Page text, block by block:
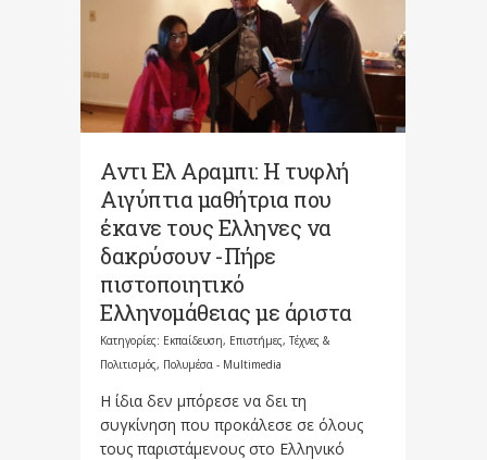
Αντι Ελ Αραμπι: Η τυφλή
Αιγύπτια μαθήτρια που
έκανε τους Ελληνες να
δακρύσουν -Πήρε
πιστοποιητικό
Ελληνομάθειας με άριστα
Κατηγορίες: Εκπαίδευση, Επιστήμες, Τέχνες &
Πολιτισμός, Πολυμέσα - Multimedia
Η ίδια δεν μπόρεσε να δει τη
συγκίνηση που προκάλεσε σε όλους
τους παριστάμενους στο Ελληνικό